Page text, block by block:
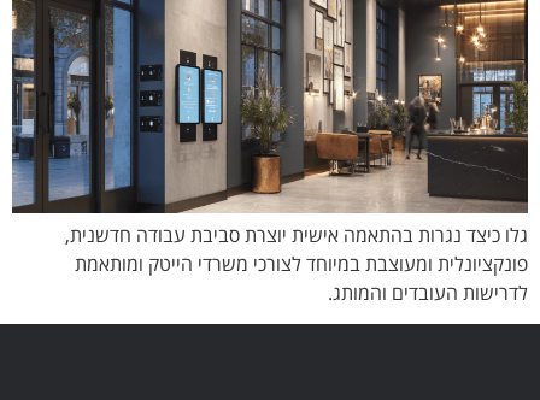
גלו כיצד נגרות בהתאמה אישית יוצרת סביבת עבודה חדשנית,
פונקציונלית ומעוצבת במיוחד לצורכי משרדי הייטק ומותאמת
לדרישות העובדים והמותג.